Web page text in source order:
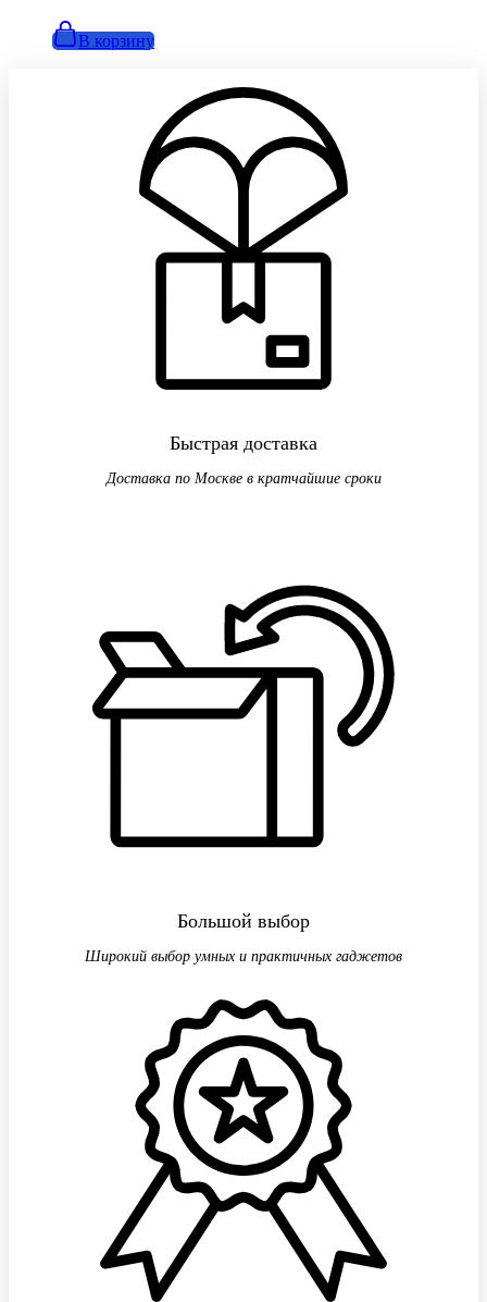
В корзину
Быстрая доставка
Доставка по Москве в кратчайшие сроки
Большой выбор
Широкий выбор умных и практичных гаджетов